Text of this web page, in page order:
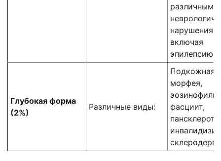
различными
включая
эпилепсию
Глубокая форма
(2%)
Различные виды:
Подкожная
морфея,
фасциит,